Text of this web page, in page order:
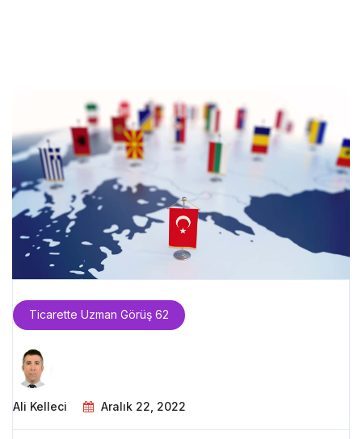
Ticarette Uzman Görüş 62
Ali Kelleci Aralık 22, 2022